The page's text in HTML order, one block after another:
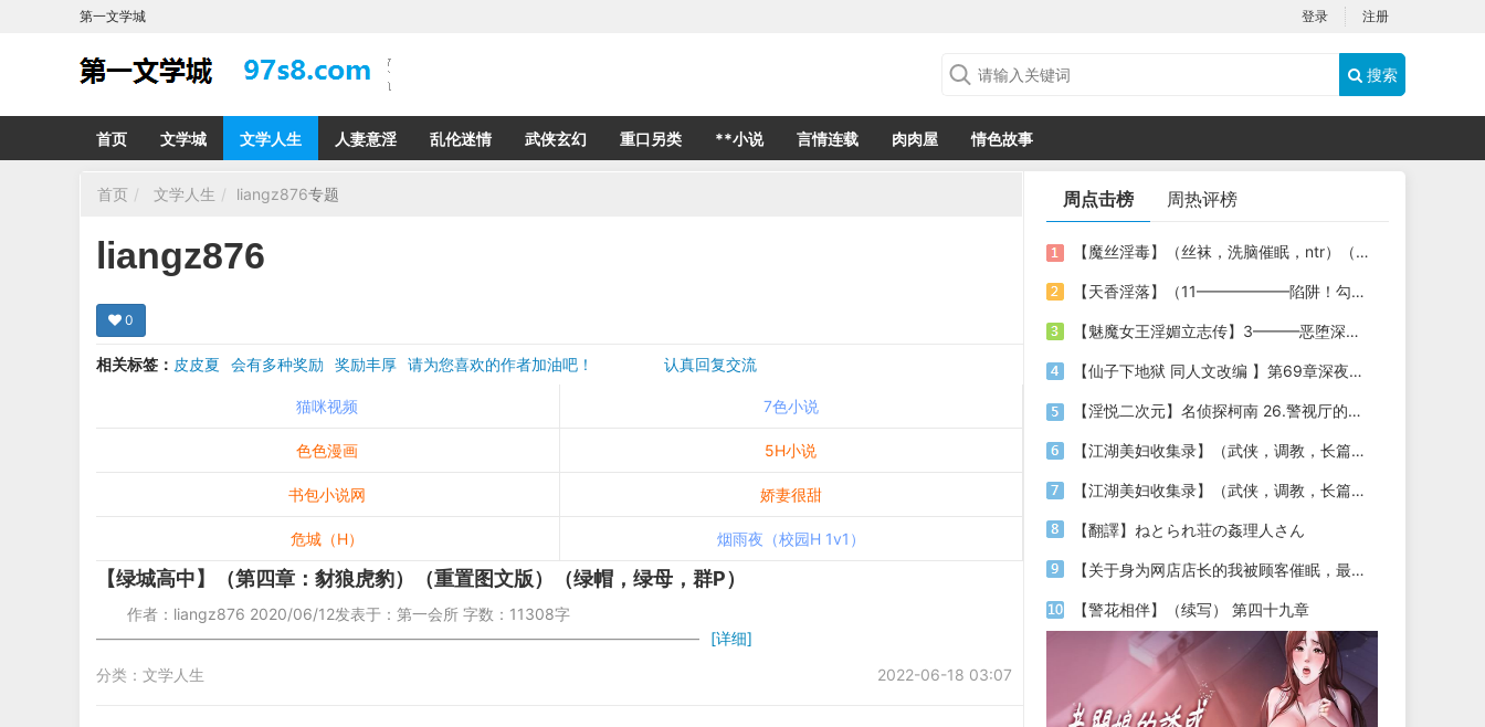
第一文学城 登录 注册
搜索
首页 文学城 文学人生 人妻意淫 乱伦迷情 武侠玄幻 重口另类 **小说 言情连载 肉肉屋 情色故事
首页 文学人生 liangz876专题
liangz876
0
相关标签： 皮皮夏 会有多种奖励 奖励丰厚 请为您喜欢的作者加油吧！ 认真回复交流
猫咪视频
7色小说
色色漫画 5H小说
书包小说网 娇妻很甜
危城（H） 烟雨夜（校园H 1v1）
【绿城高中】（第四章：豺狼虎豹）（重置图文版）（绿帽，绿母，群P）
作者：liangz876 2020/06/12发表于：第一会所 字数：11308字
———————————————————————————————————————
[详细]
2022-06-18 03:07
分类： 文学人生
周点击榜 周热评榜
【魔丝淫毒】（丝袜，洗脑催眠，ntr）（24）（我不想）
【天香淫落】（11——————陷阱！勾结的警局调教（下））
【魅魔女王淫媚立志传】3———恶堕深渊的开端
【仙子下地狱 同人文改编 】第69章深夜窥淫戏 交心与交性(二)(纯爱+各种情趣玩法)
【淫悦二次元】名侦探柯南 26.警视厅的隐藏淫娃
【江湖美妇收集录】（武侠，调教，长篇）（6）（师娘篇）
【江湖美妇收集录】（武侠，调教，长篇）（13）（下山历练篇）
【翻譯】ねとられ荘の姦理人さん
【关于身为网店店长的我被顾客催眠，最终堕落为丝袜发情母狗这件事】（18～20）
【警花相伴】（续写） 第四十九章